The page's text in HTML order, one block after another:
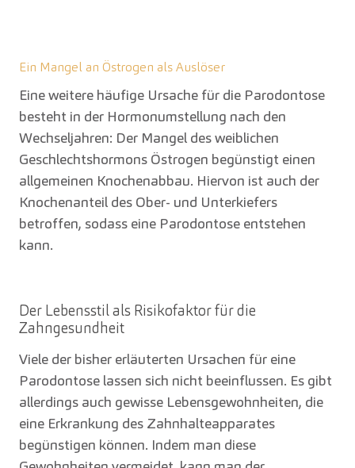
Ein Mangel an Östrogen als Auslöser
Eine weitere häufige Ursache für die Parodontose
besteht in der Hormonumstellung nach den
Wechseljahren: Der Mangel des weiblichen
Geschlechtshormons Östrogen begünstigt einen
allgemeinen Knochenabbau. Hiervon ist auch der
Knochenanteil des Ober- und Unterkiefers
betroffen, sodass eine Parodontose entstehen
kann.
Der Lebensstil als Risikofaktor für die
Zahngesundheit
Viele der bisher erläuterten Ursachen für eine
Parodontose lassen sich nicht beeinflussen. Es gibt
allerdings auch gewisse Lebensgewohnheiten, die
eine Erkrankung des Zahnhalteapparates
begünstigen können. Indem man diese